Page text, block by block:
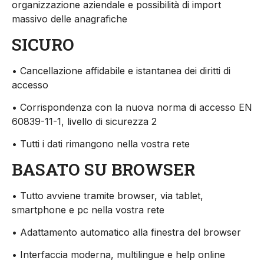
organizzazione aziendale e possibilità di import
massivo delle anagrafiche
SICURO
• Cancellazione affidabile e istantanea dei diritti di
accesso
• Corrispondenza con la nuova norma di accesso EN
60839-11-1, livello di sicurezza 2
• Tutti i dati rimangono nella vostra rete
BASATO SU BROWSER
• Tutto avviene tramite browser, via tablet,
smartphone e pc nella vostra rete
• Adattamento automatico alla finestra del browser
• Interfaccia moderna, multilingue e help online